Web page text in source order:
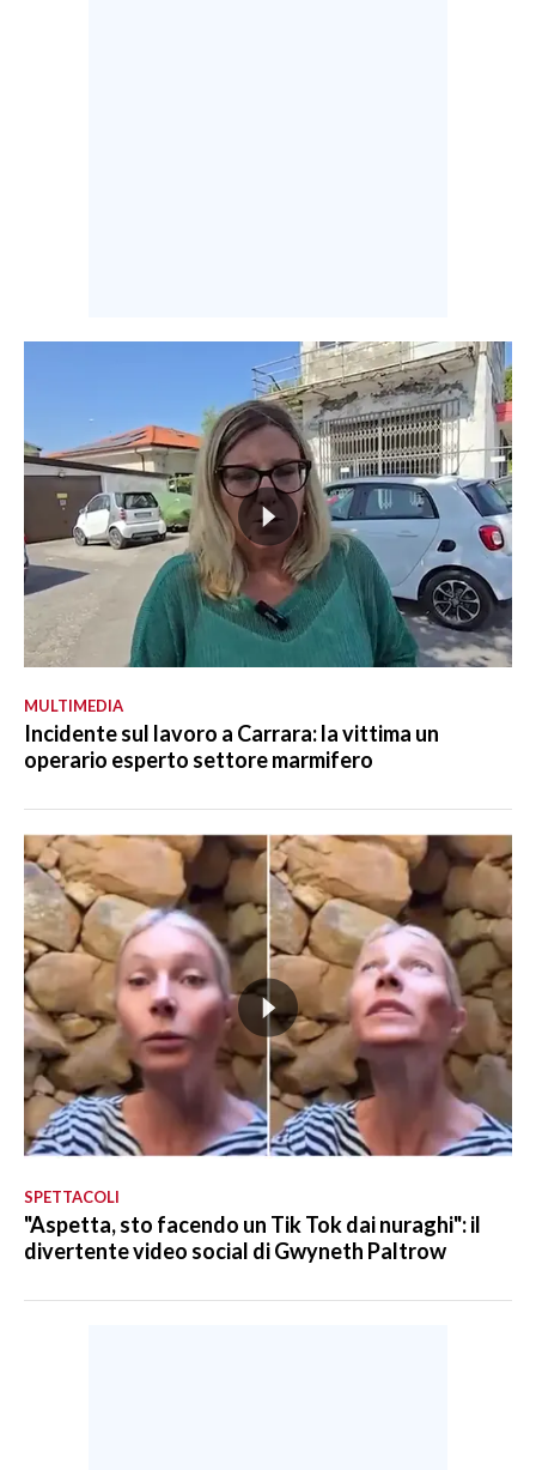
MULTIMEDIA
Incidente sul lavoro a Carrara: la vittima un
operario esperto settore marmifero
SPETTACOLI
"Aspetta, sto facendo un Tik Tok dai nuraghi": il
divertente video social di Gwyneth Paltrow